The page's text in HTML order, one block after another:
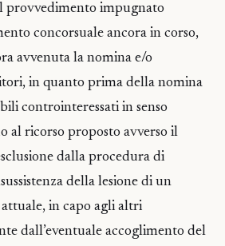
provvedimento impugnato
concorsuale ancora in corso,
avvenuta la nomina e/o
in quanto prima della nomina
controinteressati in senso
al ricorso proposto avverso il
dalla procedura di
della lesione di un
in capo agli altri
dall’eventuale accoglimento del